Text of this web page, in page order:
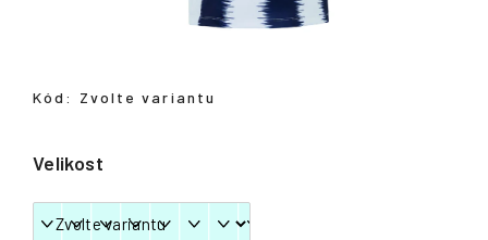
Velikost
Kód: Zvolte variantu